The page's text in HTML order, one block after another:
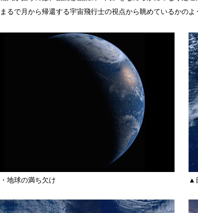
るで月から帰還する宇宙飛行士の視点から眺めているかのよ
地球の満ち欠け ▲